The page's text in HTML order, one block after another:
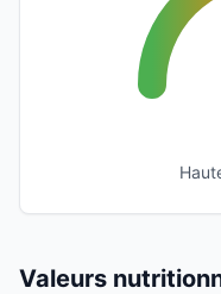
Valeurs